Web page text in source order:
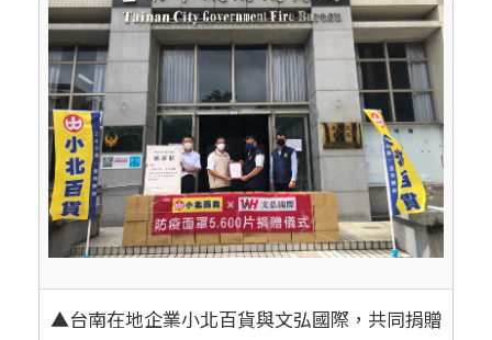
▲台南在地企業小北百貨與文弘國際，共同捐贈